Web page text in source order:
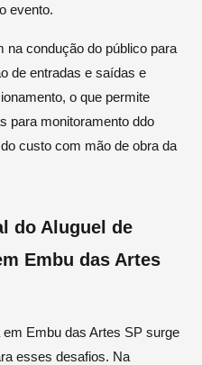
evento.
na condução do público para
de entradas e saídas e
o que permite
para monitoramento ddo
custo com mão de obra da
do Aluguel de
Embu das Artes
Embu das Artes SP surge
esses desafios. Na